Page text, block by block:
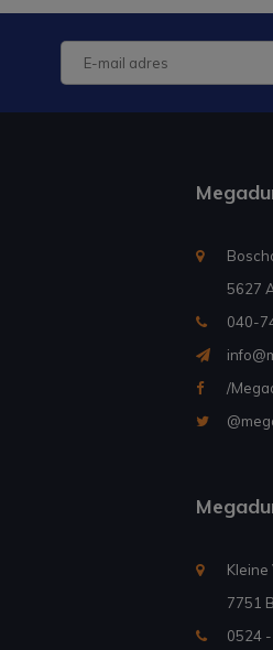
5627
040-
/
Kleine
7751
0524